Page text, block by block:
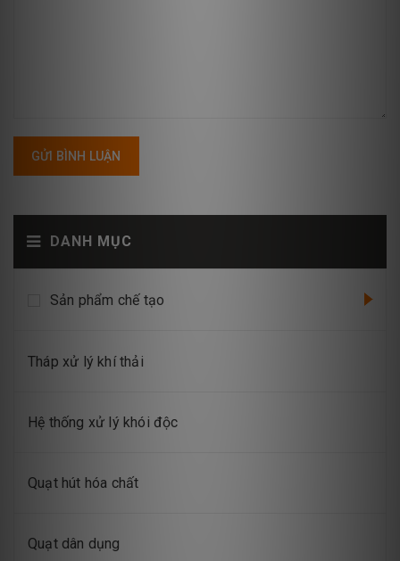
DANH MỤC
Sản phẩm chế tạo
Tháp xử lý khí thải
Hệ thống xử lý khói độc
Quạt hút hóa chất
Quạt dân dụng
GỬI BÌNH LUẬN